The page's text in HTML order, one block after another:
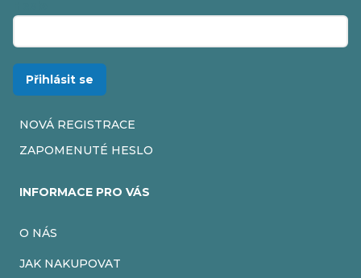
Přihlásit se
NOVÁ REGISTRACE
ZAPOMENUTÉ HESLO
INFORMACE PRO VÁS
O NÁS
JAK NAKUPOVAT